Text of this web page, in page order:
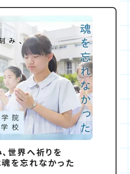
たうえでクラブ体験・展示、
くじ引き）の実施などオンラ
テーマ「Reaction」のもと、ア
に挑戦した、これまでにない学
て活躍した高校3年生と、彼女
、今年の学院祭についてお話を
世界へ祈りを
を忘れなかった